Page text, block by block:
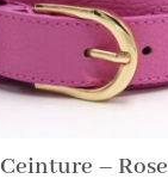
Ceinture – Rose